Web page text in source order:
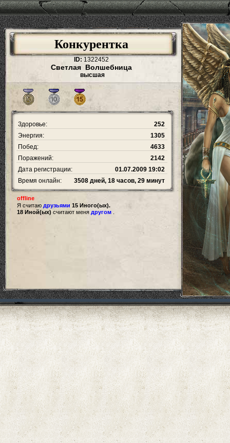
Конкурентка
ID: 1322452
Светлая Волшебница
высшая
Здоровье:
252
Энергия:
1305
Побед:
4633
Поражений:
2142
Дата регистрации:
01.07.2009 19:02
Время онлайн:
3508 дней, 18 часов, 29 минут
offline
Я считаю друзьями 15 Иного(ых).
18 Иной(ых) считают меня другом